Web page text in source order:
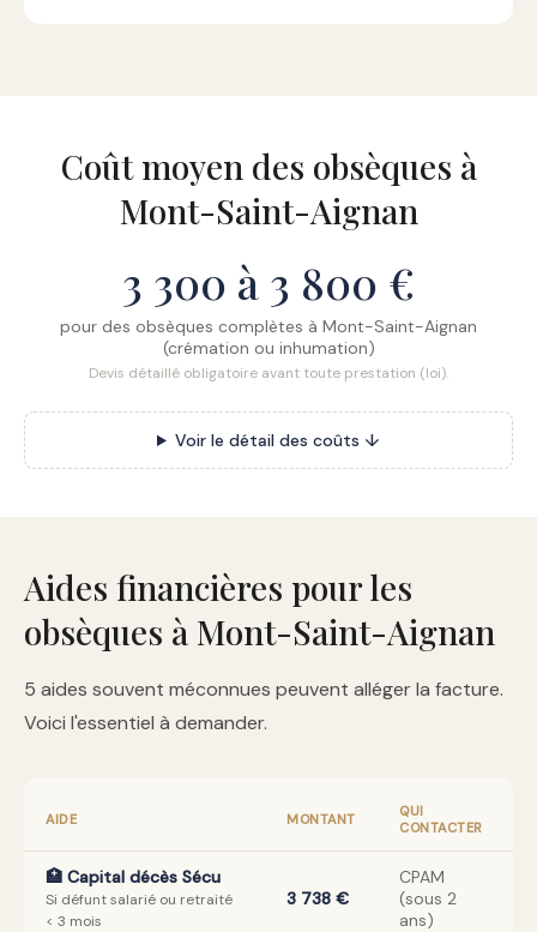
Coût moyen des obsèques à
Mont-Saint-Aignan
3 300 à 3 800 €
pour des obsèques complètes à Mont-Saint-Aignan
(crémation ou inhumation)
Devis détaillé obligatoire avant toute prestation (loi).
Voir le détail des coûts ↓
Aides financières pour les
obsèques à Mont-Saint-Aignan
5 aides souvent méconnues peuvent alléger la facture.
Voici l'essentiel à demander.
AIDE MONTANT
QUI
CONTACTER
🏥 Capital décès Sécu
Si défunt salarié ou retraité
< 3 mois
3 738 €
CPAM
(sous 2
ans)